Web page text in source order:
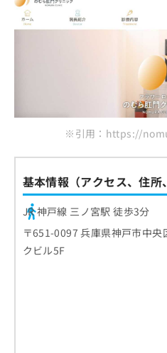
※引用：https://
基本情報（アクセス、住所
JR 神戸線 三ノ宮駅 徒歩3分
〒651-0097 兵庫県神戸市中
クビル5F